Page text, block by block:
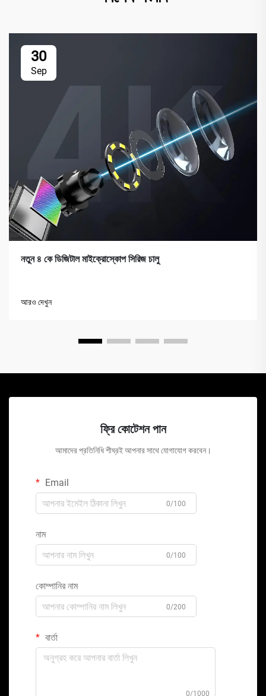
30
Sep
নতুন ৪ কে ডিজিটাল মাইক্রোস্কোপ সিরিজ চালু
আরও দেখুন
ফ্রি কোটেশন পান
আমাদের প্রতিনিধি শীঘ্রই আপনার সাথে যোগাযোগ করবেন।
Email
0/100
নাম
0/100
কোম্পানির নাম
0/200
বার্তা
0/1000